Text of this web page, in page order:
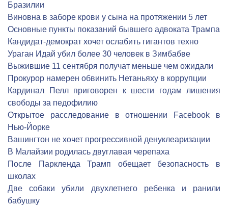
Бразилии
Виновна в заборе крови у сына на протяжении 5 лет
Основные пункты показаний бывшего адвоката Трампа
Кандидат-демократ хочет ослабить гигантов техно
Ураган Идай убил более 30 человек в Зимбабве
Выжившие 11 сентября получат меньше чем ожидали
Прокурор намерен обвинить Нетаньяху в коррупции
Кардинал Пелл приговорен к шести годам лишения
свободы за педофилию
Открытое расследование в отношении Facebook в
Нью-Йорке
Вашингтон не хочет прогрессивной денуклеаризации
В Малайзии родилась двуглавая черепаха
После Паркленда Трамп обещает безопасность в
школах
Две собаки убили двухлетнего ребенка и ранили
бабушку